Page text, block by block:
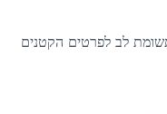
לב לפרטים הקטנים